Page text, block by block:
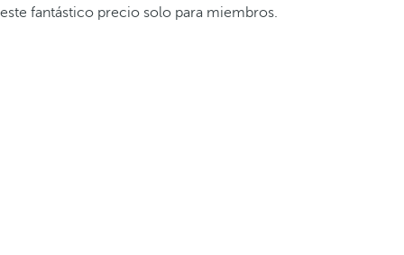
este fantástico precio solo para miembros.